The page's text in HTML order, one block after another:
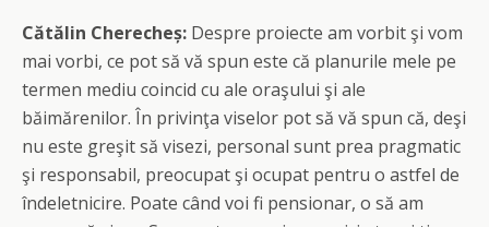
Cătălin Cherecheș: Despre proiecte am vorbit şi vom
mai vorbi, ce pot să vă spun este că planurile mele pe
termen mediu coincid cu ale oraşului şi ale
băimărenilor. În privinţa viselor pot să vă spun că, deşi
nu este greşit să visezi, personal sunt prea pragmatic
şi responsabil, preocupat şi ocupat pentru o astfel de
îndeletnicire. Poate când voi fi pensionar, o să am